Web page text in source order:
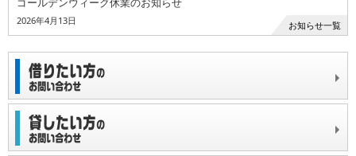
2026年4月13日 お知らせ一覧